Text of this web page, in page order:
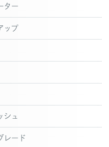
ター
ップ
ュ
レード